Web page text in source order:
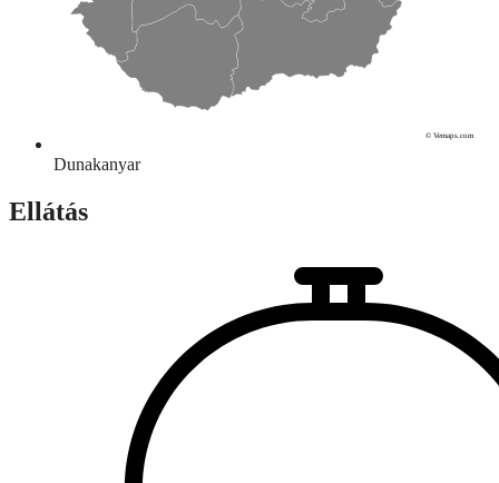
© Vemaps.com
Dunakanyar
Ellátás